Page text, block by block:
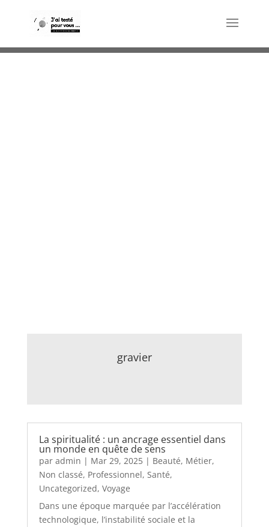
gravier
La spiritualité : un ancrage essentiel dans
un monde en quête de sens
par admin | Mar 29, 2025| Beauté, Métier,
Non classé, Professionnel, Santé,
Uncategorized, Voyage
Dans une époque marquée par l’accélération
technologique, l’instabilité sociale et la